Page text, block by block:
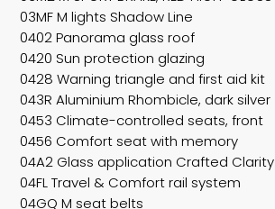
03MF M lights Shadow Line
0402 Panorama glass roof
0420 Sun protection glazing
0428 Warning triangle and first aid kit
043R Aluminium Rhombicle, dark silver
0453 Climate-controlled seats, front
0456 Comfort seat with memory
04A2 Glass application Crafted Clarity
04FL Travel & Comfort rail system
04GQ M seat belts